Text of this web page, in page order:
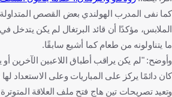
كما نفى المدرب الهولندي بعض القصص
الملابس، مؤكدًا أن قائد البرتغال لم يكن يتدخل في
ما يتناولونه من طعام كما أشيع سابقًا.
وأوضح: "لم يكن يراقب أطباق اللاعبين الآخرين
كان دائمًا يركز على المباريات وعلى الاستعداد
وتعيد تصريحات تين هاج فتح ملف العلاقة